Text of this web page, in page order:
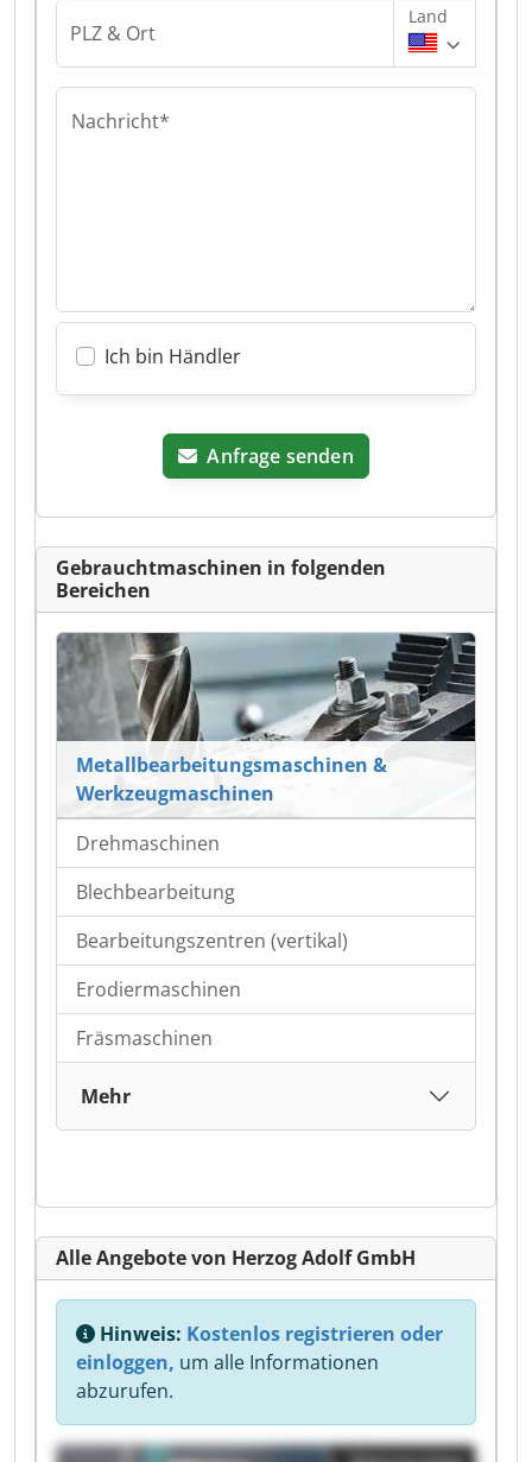
PLZ & Ort
Land
Nachricht*
Ich bin Händler
Anfrage senden
Gebrauchtmaschinen in folgenden
Bereichen
Metallbearbeitungsmaschinen &
Werkzeugmaschinen
Drehmaschinen
Blechbearbeitung
Bearbeitungszentren (vertikal)
Erodiermaschinen
Fräsmaschinen
Mehr
Alle Angebote von Herzog Adolf GmbH
Hinweis: Kostenlos registrieren oder
einloggen, um alle Informationen
abzurufen.